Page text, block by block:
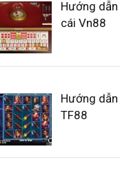
Hướng
cái Vn88
Hướng
TF88